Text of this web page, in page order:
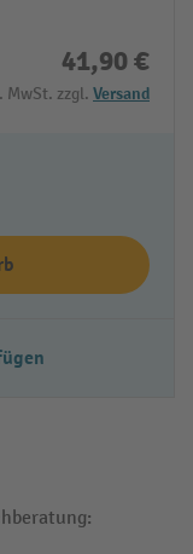
41,90 €
MwSt. zzgl. Versand